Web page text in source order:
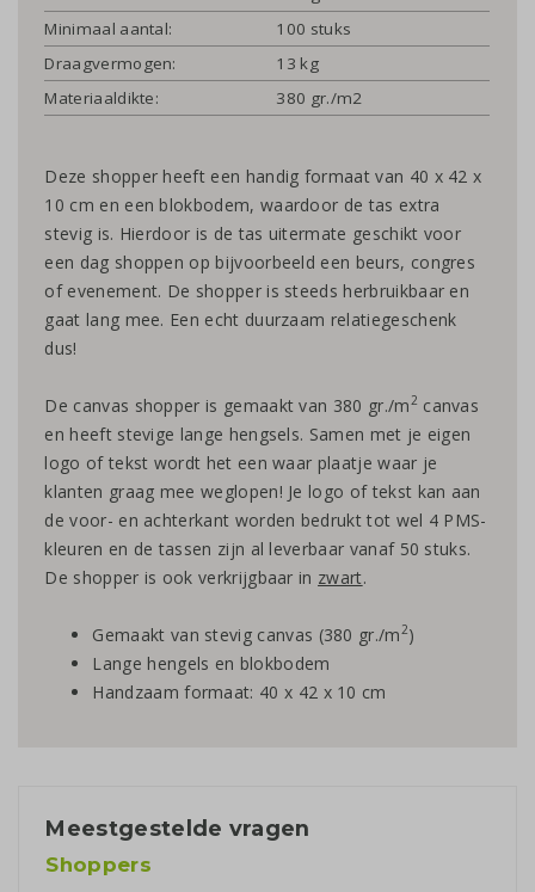
Minimaal aantal:
100 stuks
Draagvermogen:
13 kg
Materiaaldikte:
380 gr./m2
Deze shopper heeft een handig formaat van 40 x 42 x
10 cm en een blokbodem, waardoor de tas extra
stevig is. Hierdoor is de tas uitermate geschikt voor
een dag shoppen op bijvoorbeeld een beurs, congres
of evenement. De shopper is steeds herbruikbaar en
gaat lang mee. Een echt duurzaam relatiegeschenk
dus!
De canvas shopper is gemaakt van 380 gr./m2canvas
en heeft stevige lange hengsels. Samen met je eigen
logo of tekst wordt het een waar plaatje waar je
klanten graag mee weglopen! Je logo of tekst kan aan
de voor- en achterkant worden bedrukt tot wel 4 PMS-
kleuren en de tassen zijn al leverbaar vanaf 50 stuks.
De shopper is ook verkrijgbaar in zwart.
Gemaakt van stevig canvas (380 gr./m2)
Lange hengels en blokbodem
Handzaam formaat: 40 x 42 x 10 cm
Meestgestelde vragen
Shoppers